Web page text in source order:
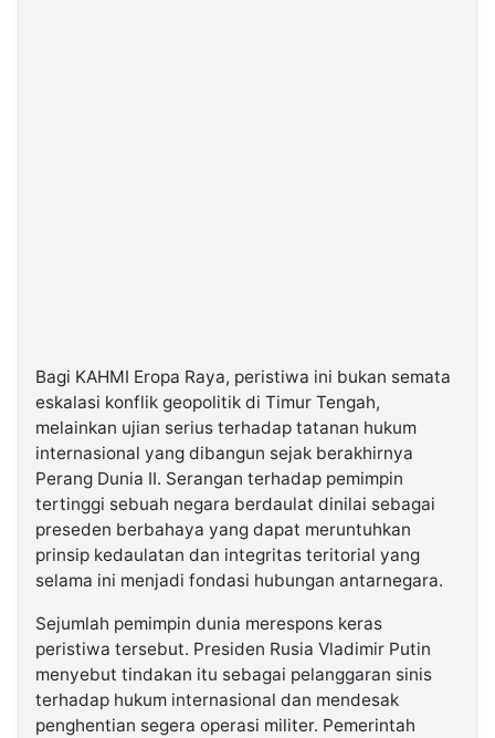
Bagi KAHMI Eropa Raya, peristiwa ini bukan semata
eskalasi konflik geopolitik di Timur Tengah,
melainkan ujian serius terhadap tatanan hukum
internasional yang dibangun sejak berakhirnya
Perang Dunia II. Serangan terhadap pemimpin
tertinggi sebuah negara berdaulat dinilai sebagai
preseden berbahaya yang dapat meruntuhkan
prinsip kedaulatan dan integritas teritorial yang
selama ini menjadi fondasi hubungan antarnegara.
Sejumlah pemimpin dunia merespons keras
peristiwa tersebut. Presiden Rusia Vladimir Putin
menyebut tindakan itu sebagai pelanggaran sinis
terhadap hukum internasional dan mendesak
penghentian segera operasi militer. Pemerintah